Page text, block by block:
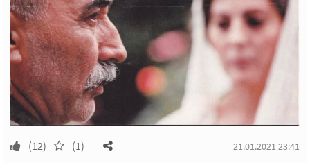
(12) (1) 21.01.2021 23:41